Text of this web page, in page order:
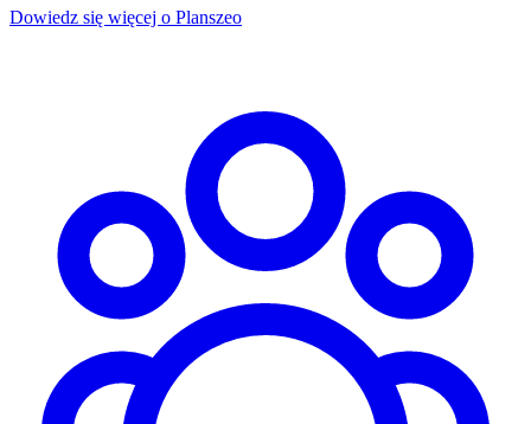
Dowiedz się więcej o Planszeo